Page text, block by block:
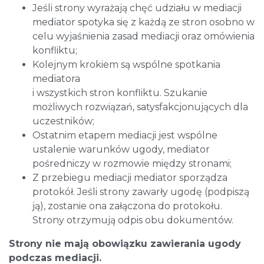
Jeśli strony wyrażają chęć udziału w mediacji
mediator spotyka się z każdą ze stron osobno w
celu wyjaśnienia zasad mediacji oraz omówienia
konfliktu;
Kolejnym krokiem są wspólne spotkania
mediatora
i wszystkich stron konfliktu. Szukanie
możliwych rozwiązań, satysfakcjonujących dla
uczestników;
Ostatnim etapem mediacji jest wspólne
ustalenie warunków ugody, mediator
pośredniczy w rozmowie między stronami;
Z przebiegu mediacji mediator sporządza
protokół. Jeśli strony zawarły ugodę (podpiszą
ją), zostanie ona załączona do protokołu.
Strony otrzymują odpis obu dokumentów.
Strony nie mają obowiązku zawierania ugody
podczas mediacji.